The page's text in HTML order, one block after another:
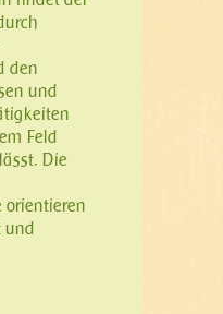
den
und
Feld
Die
orientieren
und